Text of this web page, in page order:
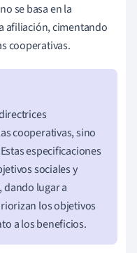
se basa en la
afiliación, cimentando
cooperativas.
cooperativas, sino
especificaciones
sociales y
dando lugar a
los objetivos
a los beneficios.